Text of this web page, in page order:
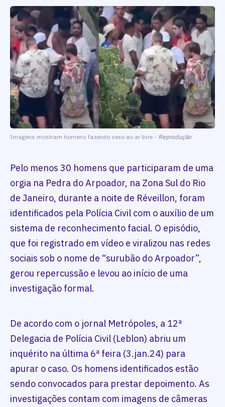
Imagens mostram homens fazendo sexo ao ar livre - Reprodução
Pelo menos 30 homens que participaram de uma
orgia na Pedra do Arpoador, na Zona Sul do Rio
de Janeiro, durante a noite de Réveillon, foram
identificados pela Polícia Civil com o auxílio de um
sistema de reconhecimento facial. O episódio,
que foi registrado em vídeo e viralizou nas redes
sociais sob o nome de “surubão do Arpoador”,
gerou repercussão e levou ao início de uma
investigação formal.
De acordo com o jornal Metrópoles, a 12ª
Delegacia de Polícia Civil (Leblon) abriu um
inquérito na última 6ª feira (3.jan.24) para
apurar o caso. Os homens identificados estão
sendo convocados para prestar depoimento. As
investigações contam com imagens de câmeras